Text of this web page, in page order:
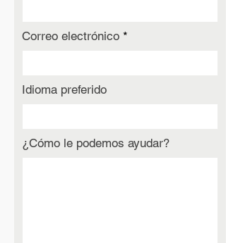
Correo electrónico
Idioma preferido
¿Cómo le podemos ayudar?